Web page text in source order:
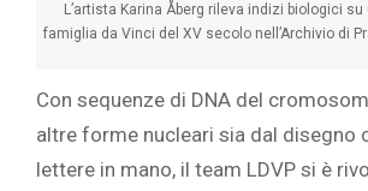
L’artista Karina Åberg rileva indizi biologici
famiglia da Vinci del XV secolo nell’Archivio di
Con sequenze di DNA del
altre forme nucleari sia dal disegno
lettere in mano, il team LDVP si è